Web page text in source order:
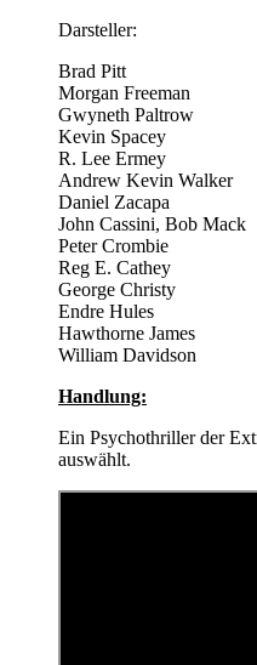
Darsteller:
Brad Pitt
Morgan Freeman
Gwyneth Paltrow
Kevin Spacey
R. Lee Ermey
Andrew Kevin Walker
Daniel Zacapa
John Cassini, Bob Mack
Peter Crombie
Reg E. Cathey
George Christy
Endre Hules
Hawthorne James
William Davidson
Handlung:
Ein Psychothriller der
auswählt.